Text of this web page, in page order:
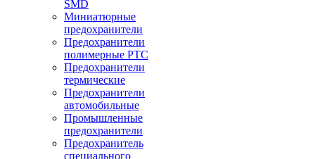
SMD
Миниатюрные
предохранители
Предохранители
полимерные PTC
Предохранители
термические
Предохранители
автомобильные
Промышленные
предохранители
Предохранитель
специального